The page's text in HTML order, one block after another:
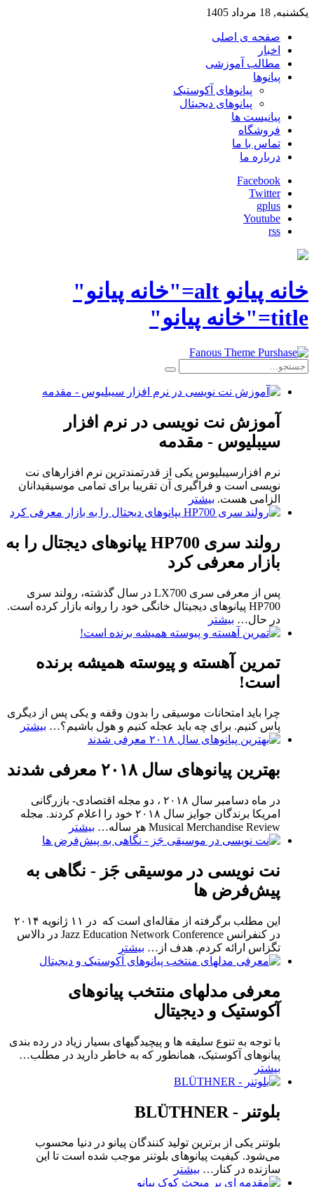
یکشنبه, 18 مرداد 1405
صفحه ی اصلی
اخبار
مطالب آموزشی
پیانوها
پیانوهای آکوستیک
پیانوهای دیجیتال
پیانیست ها
فروشگاه
تماس با ما
درباره ما
Facebook
Twitter
gplus
Youtube
rss
خانه پیانو alt="خانه پیانو"
title="خانه پیانو"
آموزش نت نویسی در نرم افزار
سیبلیوس - مقدمه
نرم افزارسیبلیوس یکی از قدرتمندترین نرم افزارهای نت
نویسی است و فراگیری آن تقریبا برای تمامی موسیقیدانان
الزامی هست. بیشتر
رولند سری HP700 یپانوهای دیجتال را به
بازار معرفی کرد
پس از معرفی سری LX700 در سال گذشته، رولند سری
HP700 پیانوهای دیجیتال خانگی خود را روانه بازار کرده است.
در حال… بیشتر
تمرین آهسته و پیوسته همیشه برنده
است!
چرا باید امتحانات موسیقی را بدون وقفه و یکی پس از دیگری
پاس کنیم. برای چه باید عجله کنیم و هول باشیم؟… بیشتر
بهترین پیانوهای سال ۲۰۱۸ معرفی شدند
در ماه دسامبر سال ۲۰۱۸ ، دو مجله اقتصادی- بازرگانی
امریکا برندگان جوایز سال ۲۰۱۸ خود را اعلام کردند. مجله
Musical Merchandise Review هر ساله
… بیشتر
نت نویسی در موسیقی جَز - نگاهی به
پیش‌فرض ها
این مطلب برگرفته از مقاله‌‌ای است که در ۱۱ ژانویه‌ ۲۰۱۴
در کنفرانس Jazz Education Network Conference در دالاس
تگزاس ارائه کردم. هدف از … بیشتر
معرفی مدلهای منتخب پیانوهای
آکوستیک و دیجیتال
با توجه به تنوع سلیقه ها و پیچیدگیهای بسیار زیاد در رده بندی
پیانوهای آکوستیک، همانطور که به خاطر دارید در مطلب…
بیشتر
بلوتنر - BLÜTHNER
بلوتنر یکی از برترین تولید کنندگان پیانو در دنیا محسوب
می‌شود. کیفیت پیانوهای بلوتنر موجب شده است تا این
سازنده در کنار … بیشتر